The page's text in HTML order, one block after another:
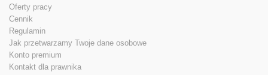
Oferty pracy
Cennik
Regulamin
Jak przetwarzamy Twoje dane osobowe
Konto premium
Kontakt dla prawnika